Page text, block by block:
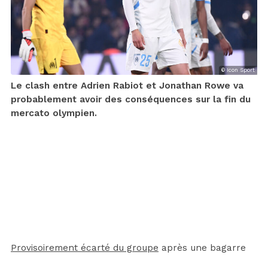
© Icon Sport
Le clash entre Adrien Rabiot et Jonathan Rowe va
probablement avoir des conséquences sur la fin du
mercato olympien.
Provisoirement écarté du groupe après une bagarre